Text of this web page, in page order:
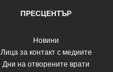
ПРЕСЦЕНТЪР
Новини
Лица за контакт с медиите
Дни на отворените врати